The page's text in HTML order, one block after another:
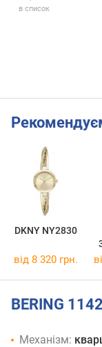
в список
DKNY NY2830
від 8 320 грн.
BERING
Механізм: